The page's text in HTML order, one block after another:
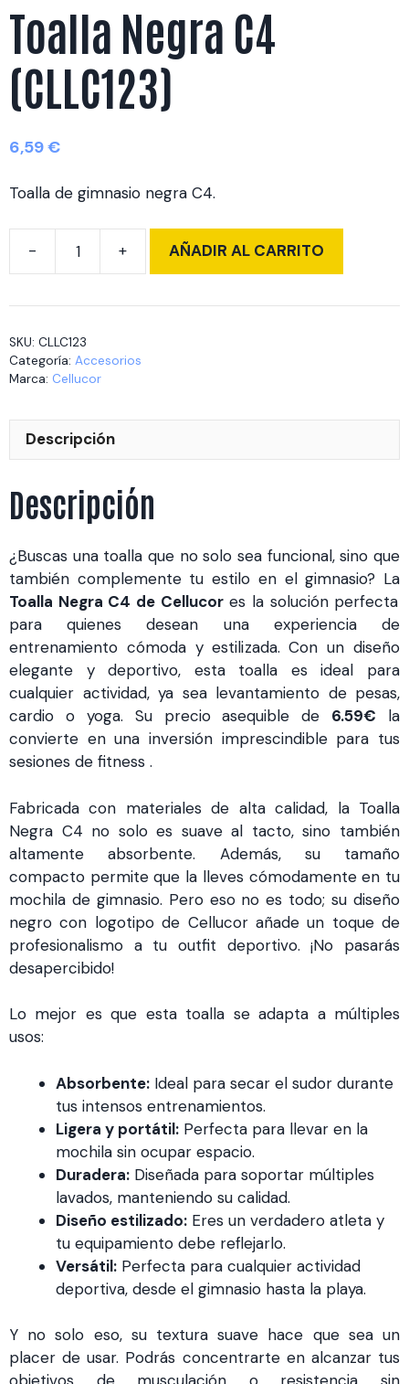
Toalla Negra C4
(CLLC123)
6,59€
Toalla de gimnasio negra C4.
Toalla
C4
AÑADIR AL CARRITO
SKU: CLLC123
Categoría: Accesorios
Marca: Cellucor
Descripción
Descripción
¿Buscas una toalla que no solo sea funcional, sino que
también complemente tu estilo en el gimnasio? La
Toalla Negra C4 de Cellucores la solución perfecta
para quienes desean una experiencia de
entrenamiento cómoda y estilizada. Con un diseño
elegante y deportivo, esta toalla es ideal para
cualquier actividad, ya sea levantamiento de pesas,
cardio o yoga. Su precio asequible de 6.59€ la
convierte en una inversión imprescindible para tus
sesiones de fitness .
Fabricada con materiales de alta calidad, la Toalla
Negra C4 no solo es suave al tacto, sino también
altamente absorbente. Además, su tamaño
compacto permite que la lleves cómodamente en tu
mochila de gimnasio. Pero eso no es todo; su diseño
negro con logotipo de Cellucor añade un toque de
profesionalismo a tu outfit deportivo. ¡No pasarás
desapercibido!
Lo mejor es que esta toalla se adapta a múltiples
usos:
Absorbente: Ideal para secar el sudor durante
tus intensos entrenamientos.
Ligera y portátil: Perfecta para llevar en la
mochila sin ocupar espacio.
Duradera: Diseñada para soportar múltiples
lavados, manteniendo su calidad.
Diseño estilizado: Eres un verdadero atleta y
tu equipamiento debe reflejarlo.
Versátil: Perfecta para cualquier actividad
deportiva, desde el gimnasio hasta la playa.
Y no solo eso, su textura suave hace que sea un
placer de usar. Podrás concentrarte en alcanzar tus